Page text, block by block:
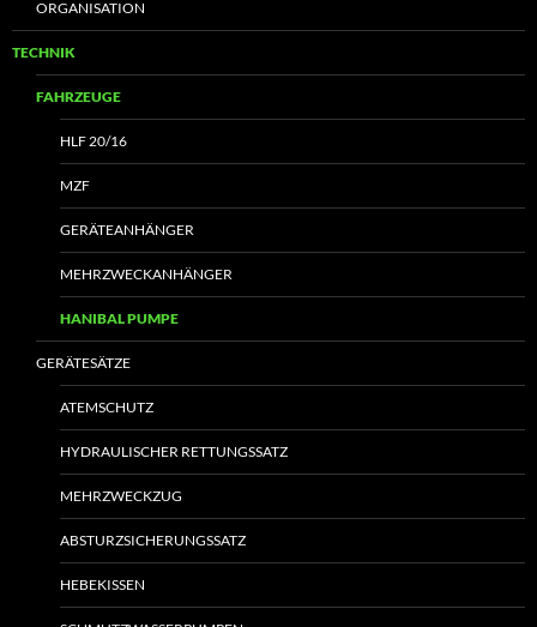
ORGANISATION
TECHNIK
FAHRZEUGE
HLF 20/16
MZF
GERÄTEANHÄNGER
MEHRZWECKANHÄNGER
HANIBAL PUMPE
GERÄTESÄTZE
ATEMSCHUTZ
HYDRAULISCHER RETTUNGSSATZ
MEHRZWECKZUG
ABSTURZSICHERUNGSSATZ
HEBEKISSEN